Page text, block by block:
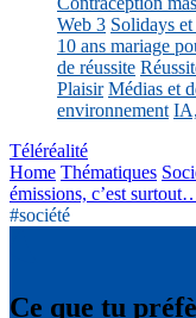
Web 3 Solidays
10 ans mariage
de réussite
Plaisir Médias et
environnement
Téléréalité
Home Thématiques
émissions, c’est
#société
Ce que tu